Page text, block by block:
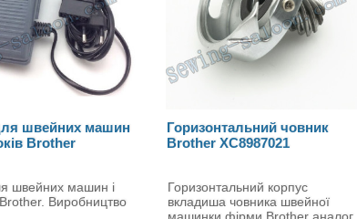
швейних машин
Brother
швейних машин і
Виробництво
Горизонтальний човник
Brother XC8987021
Горизонтальний корпус
вкладиша човника швейної